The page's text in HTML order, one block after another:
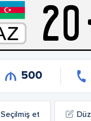
20
500
Seçilmiş et